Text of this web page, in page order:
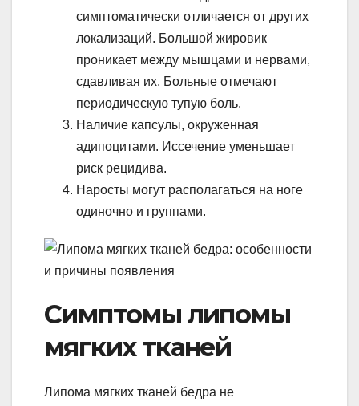
симптоматически отличается от других
локализаций. Большой жировик
проникает между мышцами и нервами,
сдавливая их. Больные отмечают
периодическую тупую боль.
Наличие капсулы, окруженная
адипоцитами. Иссечение уменьшает
риск рецидива.
Наросты могут располагаться на ноге
одиночно и группами.
Симптомы липомы
мягких тканей
Липома мягких тканей бедра не